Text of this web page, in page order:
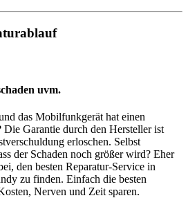
uvm.
das Mobilfunkgerät hat einen
Die Garantie durch den Hersteller ist
erloschen. Selbst
der Schaden noch größer wird? Eher
den besten Reparatur-Service in
zu finden. Einfach die besten
Nerven und Zeit sparen.